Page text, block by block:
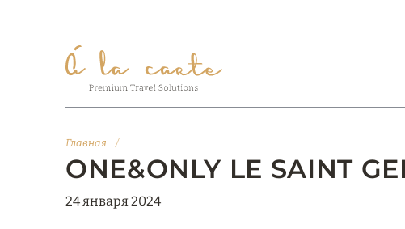
Главная /
ONE&ONLY LE SAINT
24 января 2024